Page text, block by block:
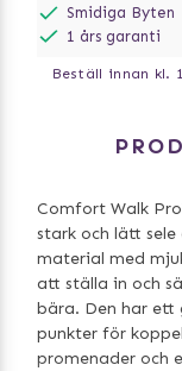
Smidiga Byten
1 års garanti
Beställ innan kl.
Comfort Walk
stark och lätt
material med
att ställa in och
bära. Den har
punkter för
promenader och